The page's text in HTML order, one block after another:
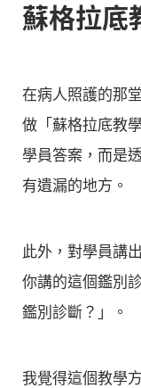
蘇格拉底
在病人照護的那
做「蘇格拉底教
學員答案，而是
有遺漏的地方。
此外，對學員講
你講的這個鑑別
鑑別診斷？」。
我覺得這個教學